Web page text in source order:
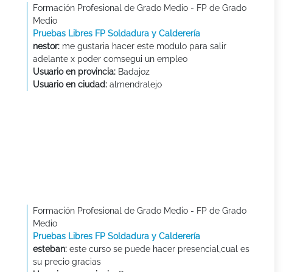
Formación Profesional de Grado Medio - FP de Grado
Medio
Pruebas Libres FP Soldadura y Calderería
nestor: me gustaria hacer este modulo para salir
adelante x poder comsegui un empleo
Usuario en provincia: Badajoz
Usuario en ciudad: almendralejo
Formación Profesional de Grado Medio - FP de Grado
Medio
Pruebas Libres FP Soldadura y Calderería
esteban: este curso se puede hacer presencial,cual es
su precio gracias